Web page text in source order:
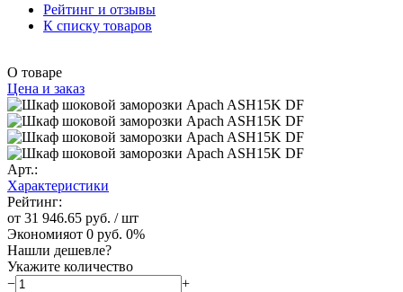
Рейтинг и отзывы
К списку товаров
О товаре
Цена и заказ
Арт.:
Характеристики
Рейтинг:
от 31 946.65 руб. / шт
Экономияот 0 руб. 0%
Нашли дешевле?
Укажите количество
−
+